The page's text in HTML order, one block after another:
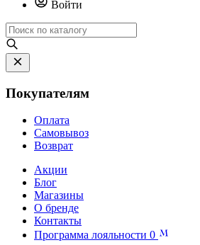
Войти
Покупателям
Оплата
Самовывоз
Возврат
Акции
Блог
Магазины
О бренде
Контакты
Программа лояльности 0